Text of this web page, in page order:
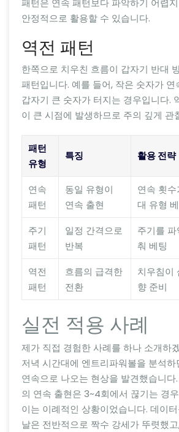
패턴은 연속 패턴보다 파악하기 어렵
안정적으로 활용할 수 있습니다.
역전 패턴
한쪽으로 치우친 흐름이 갑자기 반대
패턴입니다. 예를 들어, 작은 숫자가
갑자기 큰 숫자가 터지는 경우입니다.
이 큰 시점에 발생하므로 주의 깊게 관
패턴
유형
특징 활용 전략
연속
패턴
동일 유형이
연속 출현
연속 횟
대 유형
주기
패턴
일정 간격으로
반복
주기를
춰 베팅
역전
패턴
흐름의 급격한
전환
치우침이
향 준비
실전 적용 사례
제가 직접 경험한 사례를 하나 소개하
저녁 시간대에 엔트리파워볼을 분석하
연속으로 나오는 현상을 발견했습니다
의 연속 출현은 3~4회에서 끊기는 경
이는 이례적인 상황이었습니다. 데이
날은 전반적으로 짝수 강세가 뚜렷했